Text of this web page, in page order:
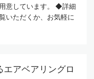
意しています。 ◆詳細
いただくか、お気軽に
アベアリングロ